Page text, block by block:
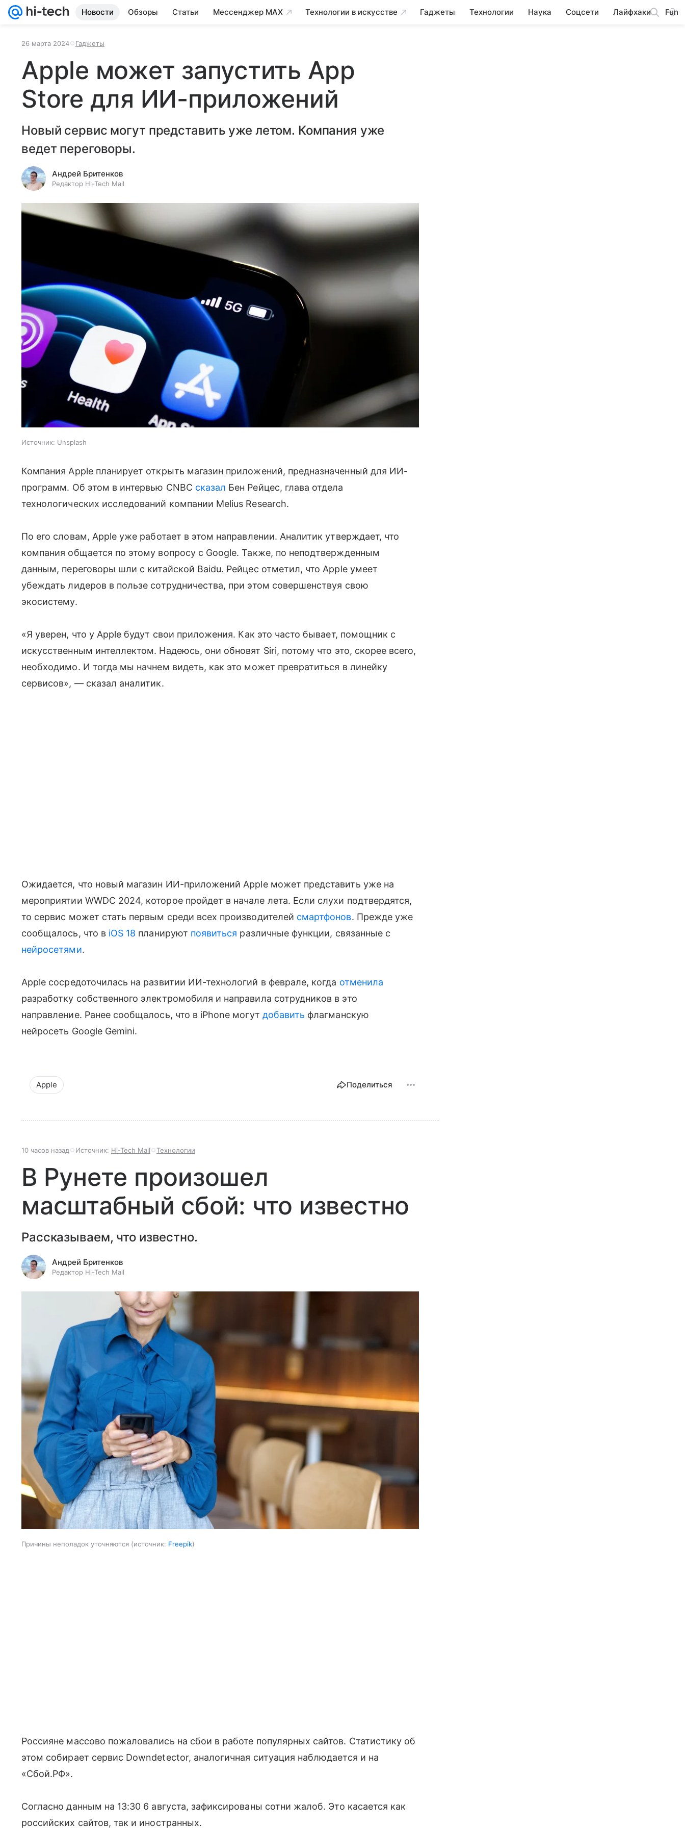
Новости Обзоры Статьи Мессенджер MAX Технологии в искусстве Гаджеты Технологии Наука Соцсети Лайфхаки Fun
26 марта 2024 Гаджеты
Apple может запустить App
Store для ИИ-приложений
Новый сервис могут представить уже летом. Компания уже
ведет переговоры.
Андрей Бритенков
Редактор Hi-Tech Mail
Источник: Unsplash
Компания Apple планирует открыть магазин приложений, предназначенный для ИИ-
программ. Об этом в интервью CNBC сказал Бен Рейцес, глава отдела
технологических исследований компании Melius Research.
По его словам, Apple уже работает в этом направлении. Аналитик утверждает, что
компания общается по этому вопросу с Google. Также, по неподтвержденным
данным, переговоры шли с китайской Baidu. Рейцес отметил, что Apple умеет
убеждать лидеров в пользе сотрудничества, при этом совершенствуя свою
экосистему.
«Я уверен, что у Apple будут свои приложения. Как это часто бывает, помощник с
искусственным интеллектом. Надеюсь, они обновят Siri, потому что это, скорее всего,
необходимо. И тогда мы начнем видеть, как это может превратиться в линейку
сервисов», — сказал аналитик.
Ожидается, что новый магазин ИИ-приложений Apple может представить уже на
мероприятии WWDC 2024, которое пройдет в начале лета. Если слухи подтвердятся,
то сервис может стать первым среди всех производителей смартфонов. Прежде уже
сообщалось, что в iOS 18 планируют появиться различные функции, связанные с
нейросетями.
Apple сосредоточилась на развитии ИИ-технологий в феврале, когда отменила
разработку собственного электромобиля и направила сотрудников в это
направление. Ранее сообщалось, что в iPhone могут добавить флагманскую
нейросеть Google Gemini.
Apple Поделиться
10 часов назад Источник: Hi-Tech Mail Технологии
В Рунете произошел
масштабный сбой: что известно
Рассказываем, что известно.
Андрей Бритенков
Редактор Hi-Tech Mail
Причины неполадок уточняются источник: Freepik
Россияне массово пожаловались на сбои в работе популярных сайтов. Статистику об
этом собирает сервис Downdetector, аналогичная ситуация наблюдается и на
«Сбой.РФ».
Согласно данным на 13:30 6 августа, зафиксированы сотни жалоб. Это касается как
российских сайтов, так и иностранных.